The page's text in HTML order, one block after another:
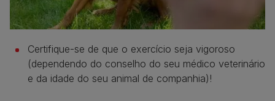
Certifique-se de que o exercício seja vigoroso
(dependendo do conselho do seu médico veterinário
e da idade do seu animal de companhia)!